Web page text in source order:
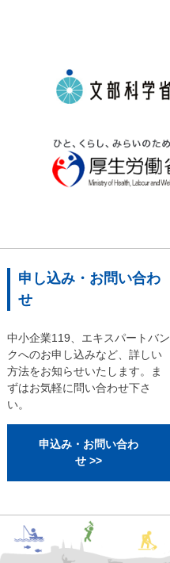
申し込み・お問い合わ
せ
中小企業119、エキスパートバン
クへのお申し込みなど、詳しい
方法をお知らせいたします。ま
ずはお気軽に問い合わせ下さ
い。
申込み・お問い合わ
せ >>